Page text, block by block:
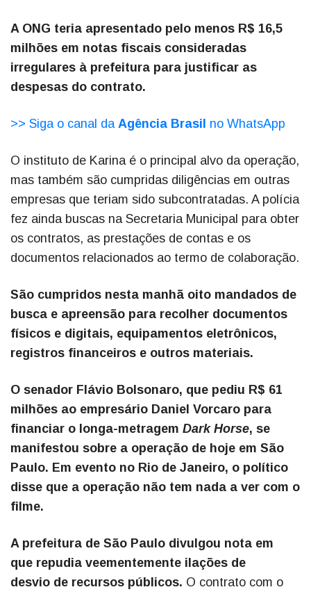
A ONG teria apresentado pelo menos R$ 16,5
milhões em notas fiscais consideradas
irregulares à prefeitura para justificar as
despesas do contrato.
>> Siga o canal da Agência Brasil no WhatsApp
O instituto de Karina é o principal alvo da operação,
mas também são cumpridas diligências em outras
empresas que teriam sido subcontratadas. A polícia
fez ainda buscas na Secretaria Municipal para obter
os contratos, as prestações de contas e os
documentos relacionados ao termo de colaboração.
São cumpridos nesta manhã oito mandados de
busca e apreensão para recolher documentos
físicos e digitais, equipamentos eletrônicos,
registros financeiros e outros materiais.
O senador Flávio Bolsonaro, que pediu R$ 61
milhões ao empresário Daniel Vorcaro para
financiar o longa-metragem Dark Horse, se
manifestou sobre a operação de hoje em São
Paulo. Em evento no Rio de Janeiro, o político
disse que a operação não tem nada a ver com o
filme.
A prefeitura de São Paulo divulgou nota em
que repudia veementemente ilações de
desvio de recursos públicos. O contrato com o